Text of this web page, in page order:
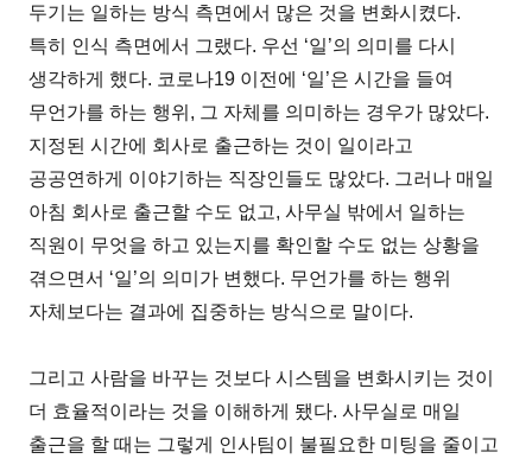
두기는 일하는 방식 측면에서 많은 것을 변화시켰다.
특히 인식 측면에서 그랬다. 우선 ‘일’의 의미를 다시
생각하게 했다. 코로나19 이전에 ‘일’은 시간을 들여
무언가를 하는 행위, 그 자체를 의미하는 경우가 많았다.
지정된 시간에 회사로 출근하는 것이 일이라고
공공연하게 이야기하는 직장인들도 많았다. 그러나 매일
아침 회사로 출근할 수도 없고, 사무실 밖에서 일하는
직원이 무엇을 하고 있는지를 확인할 수도 없는 상황을
겪으면서 ‘일’의 의미가 변했다. 무언가를 하는 행위
자체보다는 결과에 집중하는 방식으로 말이다.
그리고 사람을 바꾸는 것보다 시스템을 변화시키는 것이
더 효율적이라는 것을 이해하게 됐다. 사무실로 매일
출근을 할 때는 그렇게 인사팀이 불필요한 미팅을 줄이고